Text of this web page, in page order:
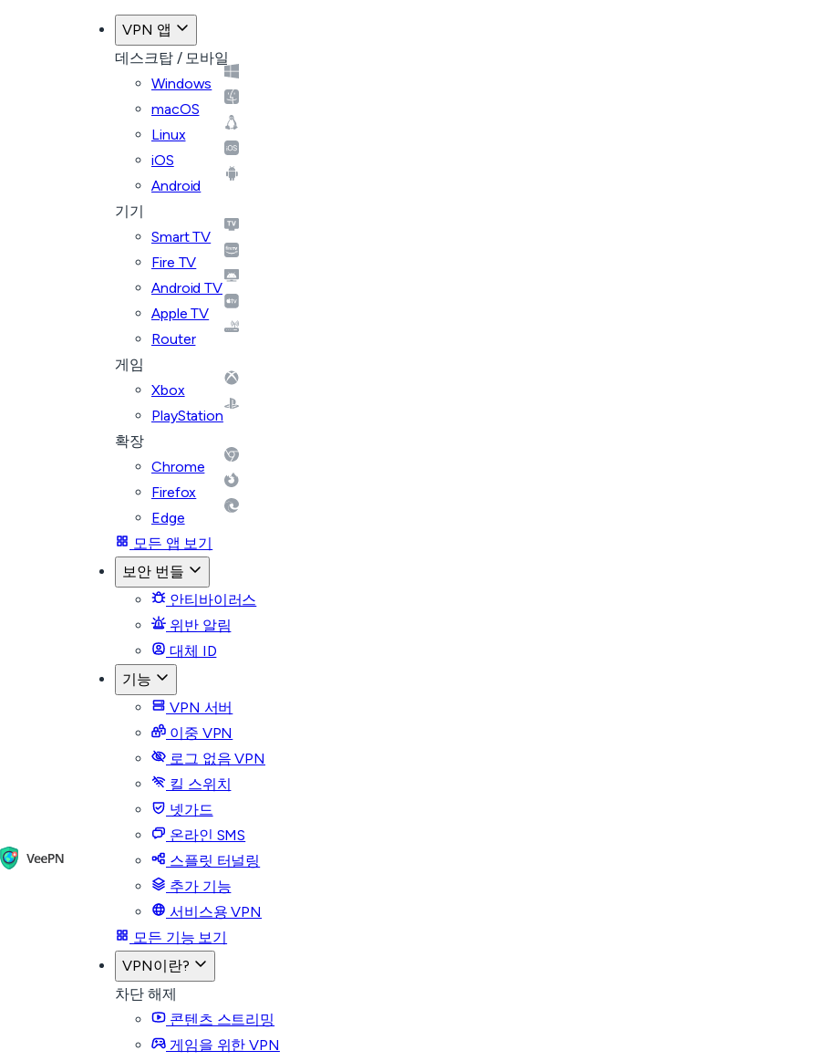
VPN 앱
데스크탑 / 모바일
Windows
macOS
Linux
iOS
Android
기기
Smart TV
Fire TV
Android TV
Apple TV
Router
게임
Xbox
PlayStation
확장
Chrome
Firefox
Edge
모든 앱 보기
보안 번들
안티바이러스
위반 알림
대체 ID
기능
VPN 서버
이중 VPN
로그 없음 VPN
킬 스위치
넷가드
온라인 SMS
스플릿 터널링
추가 기능
서비스용 VPN
모든 기능 보기
VPN이란?
차단 해제
콘텐츠 스트리밍
게임을 위한 VPN